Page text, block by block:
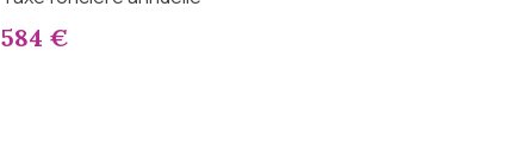
584 €